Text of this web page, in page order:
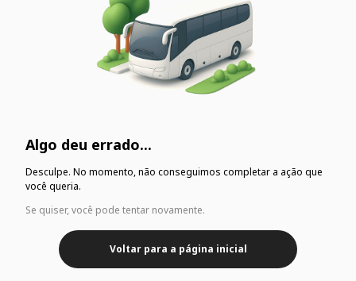
Algo deu errado...
Desculpe. No momento, não conseguimos completar a ação que
você queria.
Se quiser, você pode tentar novamente.
Voltar para a página inicial